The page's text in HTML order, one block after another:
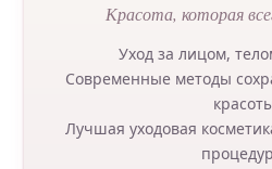
Красота, которая
Уход за лицом,
Современные методы
Лучшая уходовая